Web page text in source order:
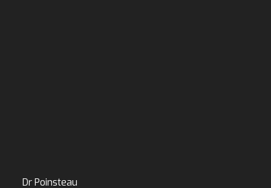
Dr Poinsteau